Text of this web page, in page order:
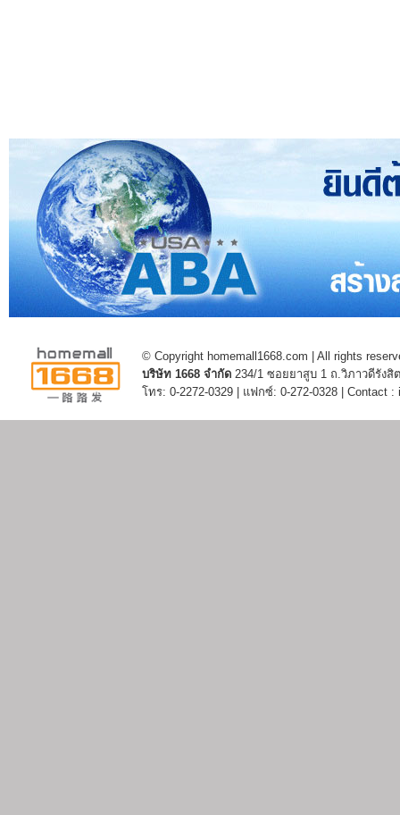
© Copyright homemall1668.com | All rights
บริษัท 1668 จำกัด 234/1 ซอยยาสูบ 1 ถ.วิภาวดีรัง
โทร: 0-2272-0329 | แฟกซ์: 0-272-0328 | Contact